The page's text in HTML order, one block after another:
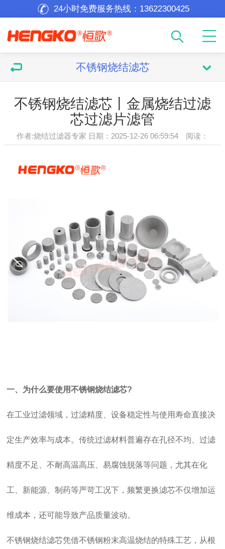
24小时免费服务热线： 13622300425
不锈钢烧结滤芯
不锈钢烧结滤芯丨金属烧结过滤
芯过滤片滤管
作者:烧结过滤器专家 日期：2025-12-26 06:59:54 阅读：
一、为什么要使用不锈钢烧结滤芯?
在工业过滤领域，过滤精度、设备稳定性与使用寿命直接决
定生产效率与成本。传统过滤材料普遍存在孔径不均、过滤
精度不足、不耐高温高压、易腐蚀脱落等问题，尤其在化
工、新能源、制药等严苛工况下，频繁更换滤芯不仅增加运
维成本，还可能导致产品质量波动。
不锈钢烧结滤芯凭借不锈钢粉末高温烧结的特殊工艺，从根